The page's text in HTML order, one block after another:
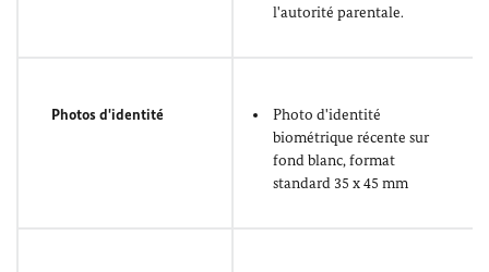
l'autorité parentale.
Photos d'identité
Photo d'identité
biométrique récente sur
fond blanc, format
standard 35 x 45 mm